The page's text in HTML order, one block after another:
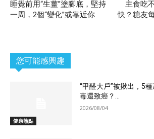
睡覺前用“生薑”塗腳底，堅持
一周，2個“變化”或靠近你
主食吃
快？糖友
您可能感興趣
健康熱點
“甲醛大戶”被揪出，5
毒還致癌？...
2026/08/04